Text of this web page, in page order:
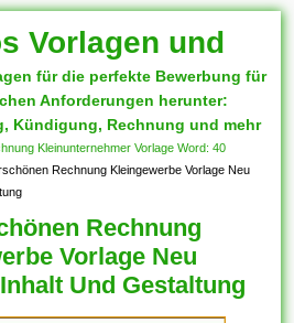
Vorlagen und
für die perfekte Bewerbung für
Anforderungen herunter:
Kündigung, Rechnung und mehr
Kleinunternehmer Vorlage Word: 40
Rechnung Kleingewerbe Vorlage Neu
Rechnung
Vorlage Neu
Und Gestaltung